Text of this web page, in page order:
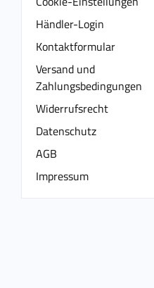
Händler-Login
Kontaktformular
Versand und
Zahlungsbedingungen
Widerrufsrecht
Datenschutz
AGB
Impressum